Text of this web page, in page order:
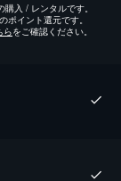
入 / レンタルです。
イント還元です。
らをご確認ください。